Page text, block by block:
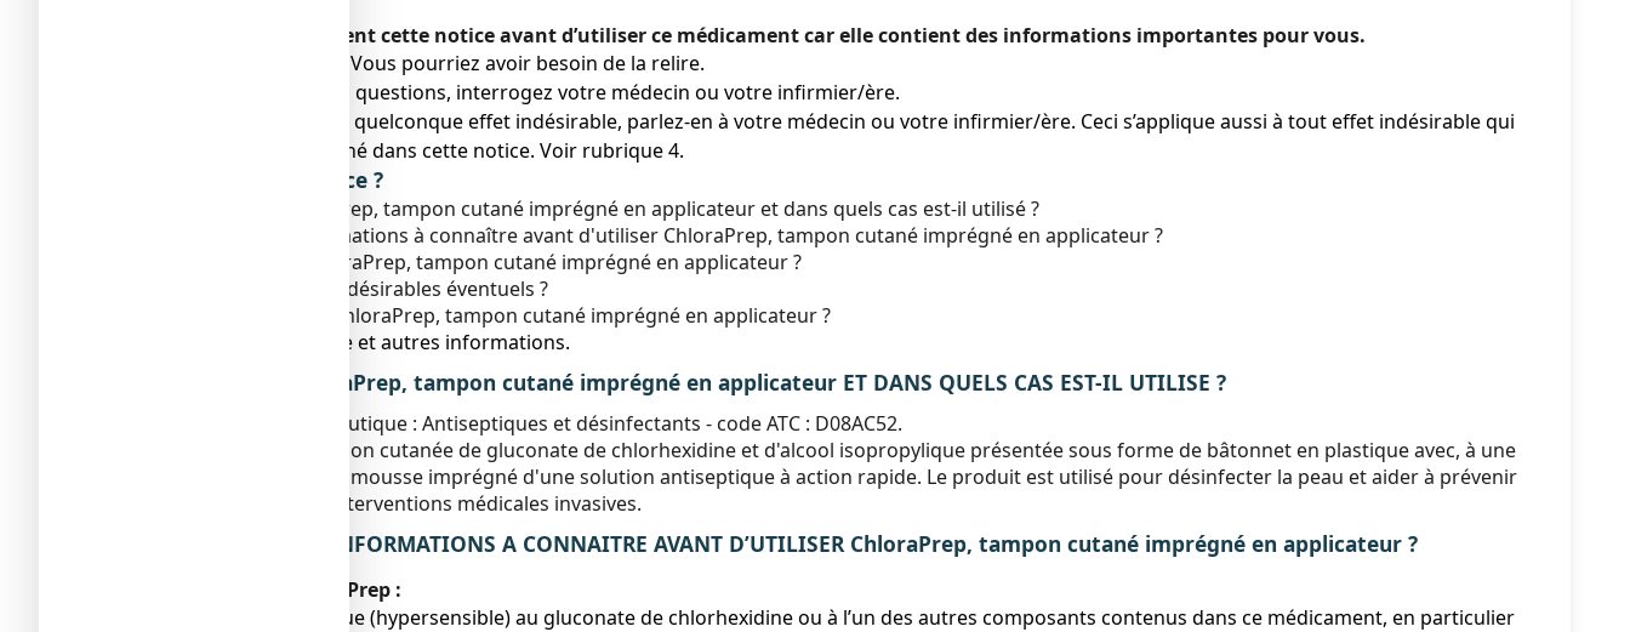
Veuillez lire attentivement cette notice avant d’utiliser ce médicament car elle contient des informations importantes pour vous.
● Gardez cette notice. Vous pourriez avoir besoin de la relire.
● Si vous avez d’autres questions, interrogez votre médecin ou votre infirmier/ère.
● Si vous ressentez un quelconque effet indésirable, parlez-en à votre médecin ou votre infirmier/ère. Ceci s’applique aussi à tout effet indésirable qui
ne serait pas mentionné dans cette notice. Voir rubrique 4.
Que contient cette notice ?
1. Qu'est-ce que ChloraPrep, tampon cutané imprégné en applicateur et dans quels cas est-il utilisé ?
2. Quelles sont les informations à connaître avant d'utiliser ChloraPrep, tampon cutané imprégné en applicateur ?
3. Comment utiliser ChloraPrep, tampon cutané imprégné en applicateur ?
4. Quels sont les effets indésirables éventuels ?
5. Comment conserver ChloraPrep, tampon cutané imprégné en applicateur ?
6. Contenu de l’emballage et autres informations.
1. QU’EST-CE QUE ChloraPrep, tampon cutané imprégné en applicateur ET DANS QUELS CAS EST-IL UTILISE ?
Classe pharmacothérapeutique : Antiseptiques et désinfectants - code ATC : D08AC52.
ChloraPrep est une solution cutanée de gluconate de chlorhexidine et d'alcool isopropylique présentée sous forme de bâtonnet en plastique avec, à une
extrémité, un tampon en mousse imprégné d'une solution antiseptique à action rapide. Le produit est utilisé pour désinfecter la peau et aider à prévenir
les infections avant les interventions médicales invasives.
2. QUELLES SONT LES INFORMATIONS A CONNAITRE AVANT D’UTILISER ChloraPrep, tampon cutané imprégné en applicateur ?
N’utilisez jamais ChloraPrep :
● si vous êtes allergique (hypersensible) au gluconate de chlorhexidine ou à l’un des autres composants contenus dans ce médicament, en particulier